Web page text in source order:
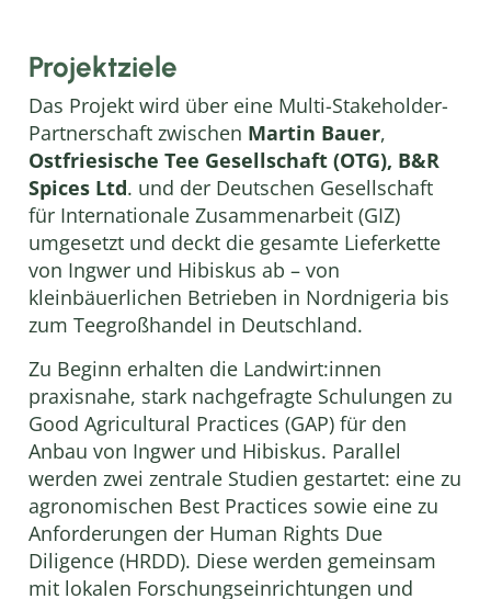
Projektziele
Das Projekt wird über eine Multi-Stakeholder-
Partnerschaft zwischen Martin Bauer,
Ostfriesische Tee Gesellschaft (OTG), B&R
Spices Ltd. und der Deutschen Gesellschaft
für Internationale Zusammenarbeit (GIZ)
umgesetzt und deckt die gesamte Lieferkette
von Ingwer und Hibiskus ab – von
kleinbäuerlichen Betrieben in Nordnigeria bis
zum Teegroßhandel in Deutschland.
Zu Beginn erhalten die Landwirt:innen
praxisnahe, stark nachgefragte Schulungen zu
Good Agricultural Practices (GAP) für den
Anbau von Ingwer und Hibiskus. Parallel
werden zwei zentrale Studien gestartet: eine zu
agronomischen Best Practices sowie eine zu
Anforderungen der Human Rights Due
Diligence (HRDD). Diese werden gemeinsam
mit lokalen Forschungseinrichtungen und